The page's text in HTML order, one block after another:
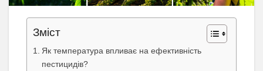
Зміст
Як температура впливає на ефективність
пестицидів?